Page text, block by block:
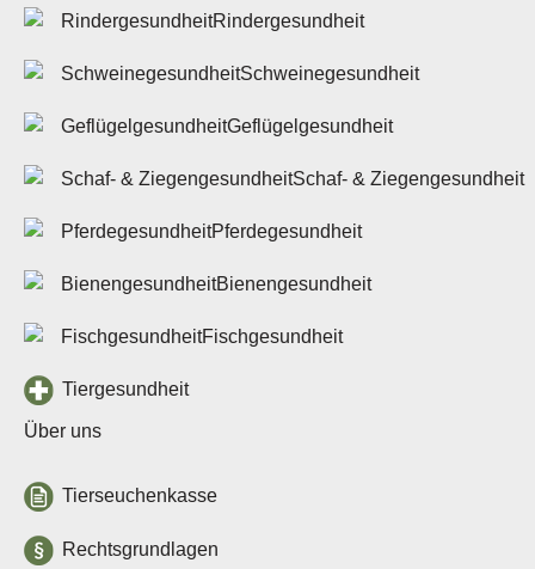
Rindergesundheit
Schweinegesundheit
Geflügelgesundheit
Schaf- & Ziegengesundheit
Pferdegesundheit
Bienengesundheit
Fischgesundheit
Tiergesundheit
Über uns
Tierseuchenkasse
Rechtsgrundlagen